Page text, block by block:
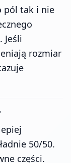
pól tak i nie
Jeśli
rozmiar
50/50.
części.